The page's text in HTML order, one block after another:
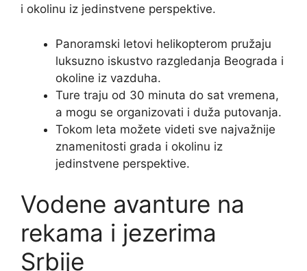
i okolinu iz jedinstvene perspektive.
Panoramski letovi helikopterom pružaju
luksuzno iskustvo razgledanja Beograda i
okoline iz vazduha.
Ture traju od 30 minuta do sat vremena,
a mogu se organizovati i duža putovanja.
Tokom leta možete videti sve najvažnije
znamenitosti grada i okolinu iz
jedinstvene perspektive.
Vodene avanture na
rekama i jezerima
Srbije